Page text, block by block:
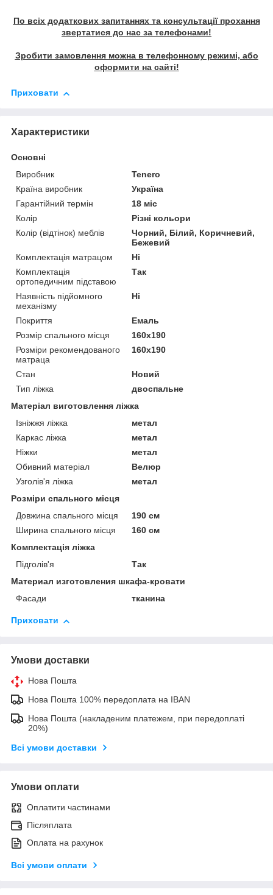
По всіх додаткових запитаннях та консультації прохання
звертатися до нас за телефонами!
Зробити замовлення можна в телефонному режимі, або
оформити на сайті!
Приховати
Характеристики
Основні
Виробник
Tenero
Країна виробник
Україна
Гарантійний термін
18 міс
Колір
Різні кольори
Колір (відтінок) меблів
Чорний, Білий, Коричневий,
Бежевий
Комплектація матрацом
Ні
Комплектація
ортопедичним підставою
Так
Наявність підйомного
механізму
Ні
Покриття
Емаль
Розмір спального місця
160х190
Розміри рекомендованого
матраца
160х190
Стан
Новий
Тип ліжка
двоспальне
Матеріал виготовлення ліжка
Ізніжжя ліжка
метал
Каркас ліжка
метал
Ніжки
метал
Обивний матеріал
Велюр
Узголів'я ліжка
метал
Розміри спального місця
Довжина спального місця
190 см
Ширина спального місця
160 см
Комплектація ліжка
Підголів'я
Так
Материал изготовления шкафа-кровати
Фасади
тканина
Приховати
Умови доставки
Нова Пошта
Нова Пошта 100% передоплата на IBAN
Нова Пошта (накладеним платежем, при передоплаті
20%)
Всі умови доставки
Умови оплати
Оплатити частинами
Післяплата
Оплата на рахунок
Всі умови оплати